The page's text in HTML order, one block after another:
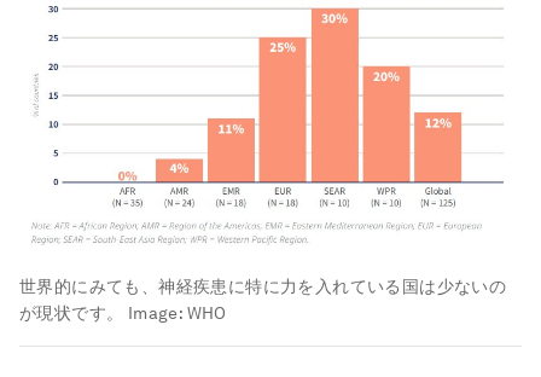
世界的にみても、神経疾患に特に力を入れている国は少ないの
が現状です。
Image: WHO